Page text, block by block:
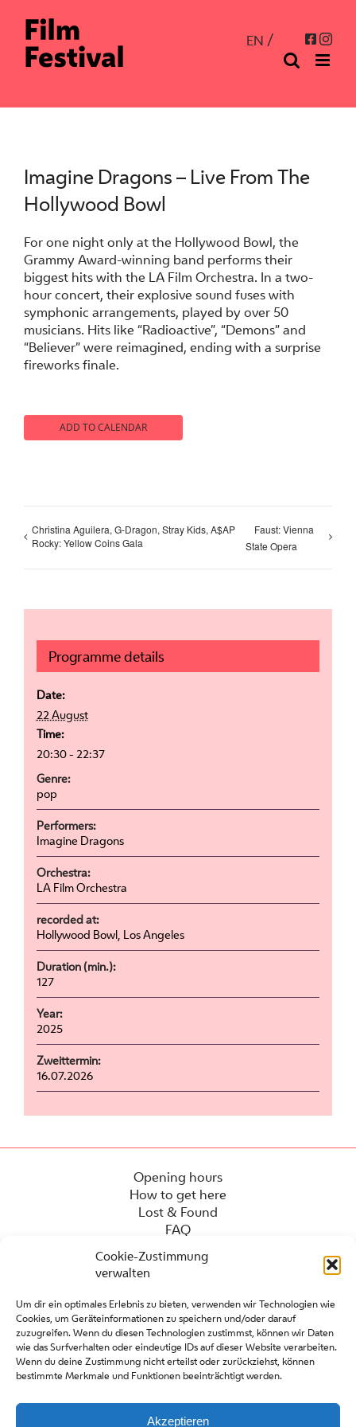
Cookie-Zustimmung
verwalten
Um dir ein optimales Erlebnis zu bieten, verwenden wir Technologien wie
Cookies, um Geräteinformationen zu speichern und/oder darauf
zuzugreifen. Wenn du diesen Technologien zustimmst, können wir Daten
wie das Surfverhalten oder eindeutige IDs auf dieser Website verarbeiten.
Wenn du deine Zustimmung nicht erteilst oder zurückziehst, können
bestimmte Merkmale und Funktionen beeinträchtigt werden.
Akzeptieren
content
EN
Imagine Dragons – Live From The
Hollywood Bowl
For one night only at the Hollywood Bowl, the
Grammy Award-winning band performs their
biggest hits with the LA Film Orchestra. In a two-
hour concert, their explosive sound fuses with
symphonic arrangements, played by over 50
musicians. Hits like “Radioactive”, “Demons” and
“Believer” were reimagined, ending with a surprise
fireworks finale.
ADD TO CALENDAR
Christina Aguilera, G-Dragon, Stray Kids, A$AP
Rocky: Yellow Coins Gala
Faust: Vienna
State Opera
Programme details
Date:
22 August
Time:
20:30 - 22:37
Genre:
pop
Performers:
Imagine Dragons
Orchestra:
LA Film Orchestra
recorded at:
Hollywood Bowl, Los Angeles
Duration (min.):
127
Year:
2025
Zweittermin:
16.07.2026
Opening hours
How to get here
Lost & Found
FAQ
Press
Contact
Partners